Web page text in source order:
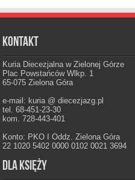
Kontakt
Kuria Diecezjalna w Zielonej Górze
Plac Powstańców Wlkp. 1
65-075 Zielona Góra
e-mail: kuria @ diecezjazg.pl
tel. 68-451-23-30
kom. 728-443-401
Konto: PKO I Oddz. Zielona Góra
22 1020 5402 0000 0102 0021 3694
Dla księży